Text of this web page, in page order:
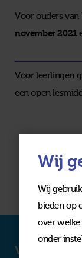
Voor ouders van
november 2021
Voor leerlingen
een open
Volg ons op
Wij
Wij
bieden op
over welke
onder